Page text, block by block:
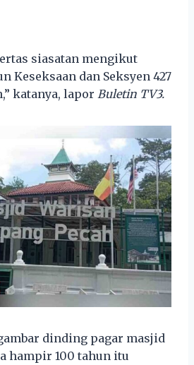
siasatan mengikut
Keseksaan dan Seksyen 427
katanya, lapor Buletin TV3.
dinding pagar masjid
hampir 100 tahun itu